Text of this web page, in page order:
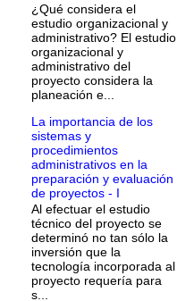
¿Qué considera el
estudio organizacional y
administrativo? El estudio
organizacional y
administrativo del
proyecto considera la
planeación e...
La importancia de los
sistemas y
procedimientos
administrativos en la
preparación y evaluación
de proyectos - I
Al efectuar el estudio
técnico del proyecto se
determinó no tan sólo la
inversión que la
tecnología incorporada al
proyecto requería para
s...